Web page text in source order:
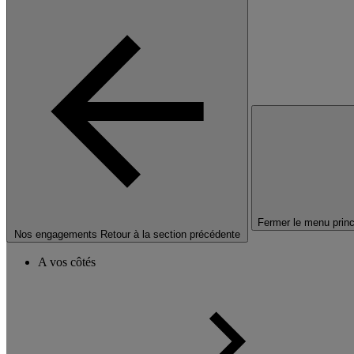
Nos engagements Retour à la section précédente
Fermer le menu
A vos côtés